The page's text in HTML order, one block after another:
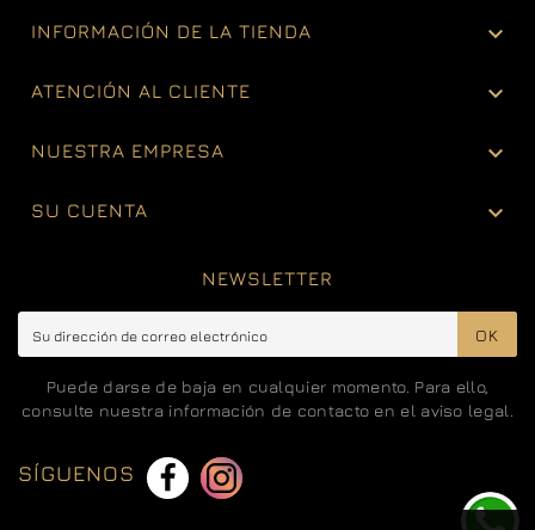
INFORMACIÓN DE LA TIENDA 
ATENCIÓN AL CLIENTE 
NUESTRA EMPRESA 
SU CUENTA 
NEWSLETTER
OK
Puede darse de baja en cualquier momento. Para ello,
consulte nuestra información de contacto en el aviso legal.
SÍGUENOS